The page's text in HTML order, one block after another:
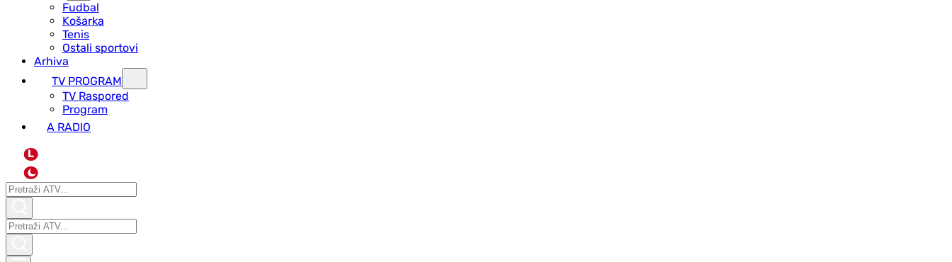
Fudbal
Košarka
Tenis
Ostali sportovi
Arhiva
TV PROGRAM
ТV Raspored
Program
A RADIO
L